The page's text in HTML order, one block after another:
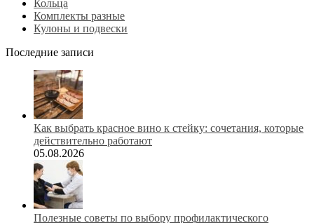
Кольца
Комплекты разные
Кулоны и подвески
Последние записи
Как выбрать красное вино к стейку: сочетания, которые
действительно работают
05.08.2026
Полезные советы по выбору профилактического